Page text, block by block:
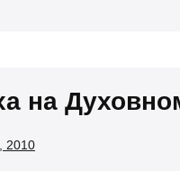
на
2010